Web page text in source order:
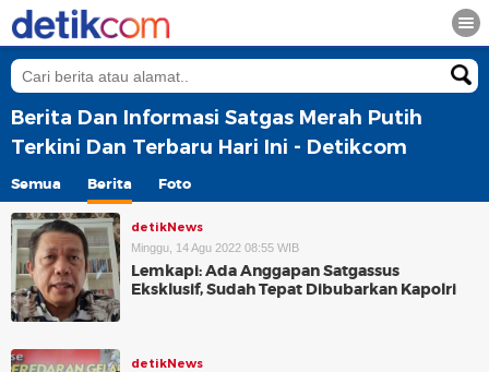
Berita Dan Informasi Satgas Merah Putih
Terkini Dan Terbaru Hari Ini - Detikcom
Semua Berita Foto
detikNews
Minggu, 14 Agu 2022 08:55 WIB
Lemkapi: Ada Anggapan Satgassus
Eksklusif, Sudah Tepat Dibubarkan Kapolri
detikNews